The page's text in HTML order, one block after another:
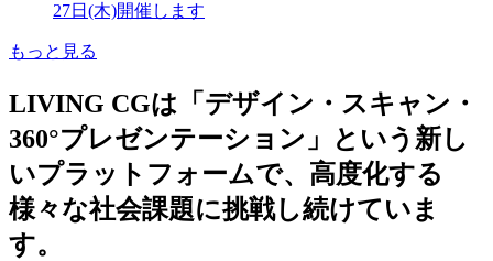
27日(木)開催します
もっと見る
LIVING CGは「デザイン・スキャン・
360°プレゼンテーション」という新し
いプラットフォームで、高度化する
様々な社会課題に挑戦し続けていま
す。